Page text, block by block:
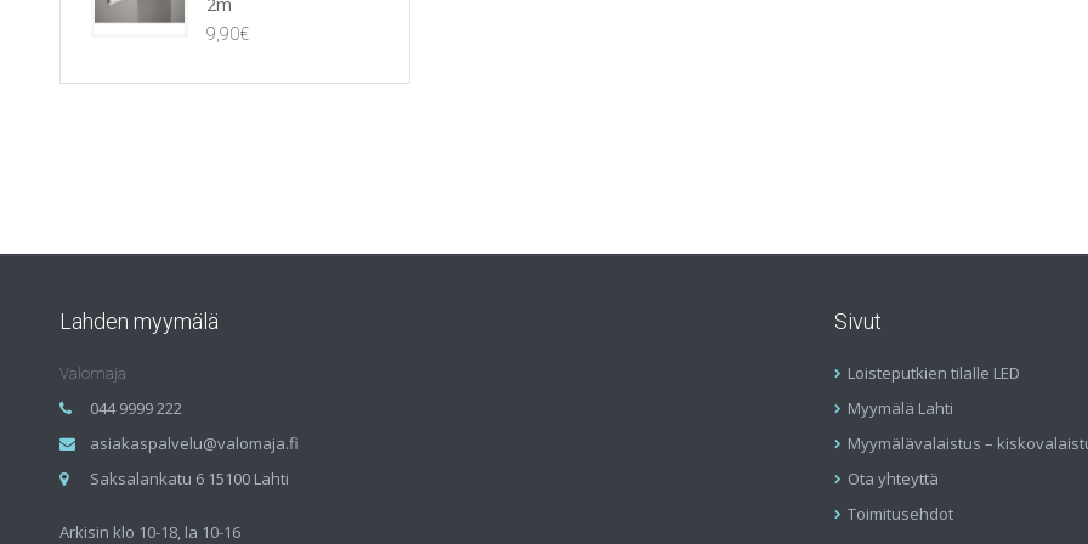
9,90€
Lahden myymälä
Valomaja
044 9999 222
asiakaspalvelu@valomaja.fi
Saksalankatu 6 15100 Lahti
Arkisin klo 10-18, la 10-16
Sivut
Loisteputkien tilalle LED
Myymälä Lahti
Myymälävalaistus –
Ota yhteyttä
Toimitusehdot